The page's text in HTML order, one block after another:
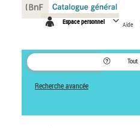
Espace personnel Aide
Tout
Recherche avancée
Panneau de gestion des cookies